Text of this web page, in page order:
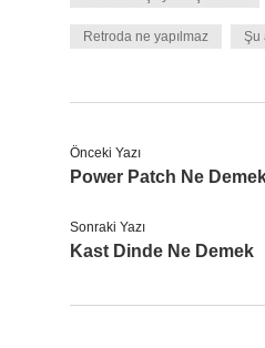
Retroda ne yapılmaz Şu
Önceki Yazı
Power Patch Ne
Sonraki Yazı
Kast Dinde Ne Demek